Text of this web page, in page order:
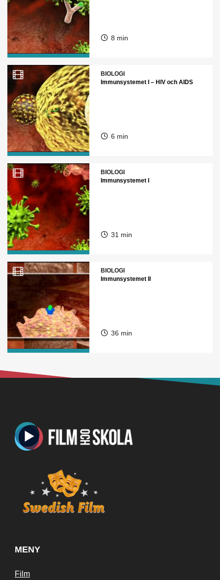
8 min
BIOLOGI
Immunsystemet I – HIV och AIDS
6 min
BIOLOGI
Immunsystemet I
31 min
BIOLOGI
Immunsystemet II
36 min
MENY
Film